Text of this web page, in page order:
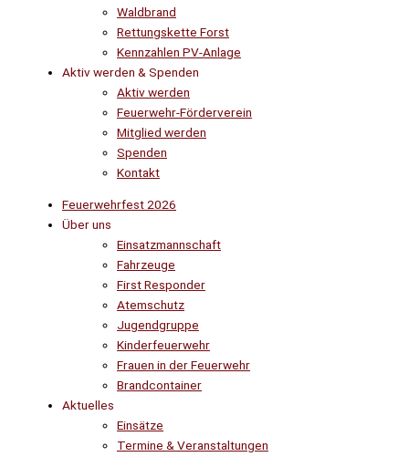
Waldbrand
Rettungskette Forst
Kennzahlen PV-Anlage
Aktiv werden & Spenden
Aktiv werden
Feuerwehr-Förderverein
Mitglied werden
Spenden
Kontakt
Feuerwehrfest 2026
Über uns
Einsatzmannschaft
Fahrzeuge
First Responder
Atemschutz
Jugendgruppe
Kinderfeuerwehr
Frauen in der Feuerwehr
Brandcontainer
Aktuelles
Einsätze
Termine & Veranstaltungen